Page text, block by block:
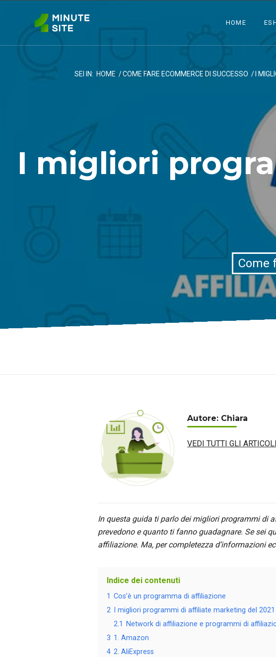
HOME
SEI IN: HOME /COME FARE ECOMMERCE DI SUCCESSO / I
I migliori
Come
Autore: Chiara
VEDI TUTTI GLI
In questa guida ti parlo dei migliori programmi di
prevedono e quanto ti fanno guadagnare. Se sei
affiliazione. Ma, per completezza d’informazioni
Indice dei contenuti
1 Cos’è un programma di affiliazione
2
I migliori programmi di affiliate marketing del 2021
2.1
Network di affiliazione e programmi di
3 1. Amazon
4 2. AliExpress